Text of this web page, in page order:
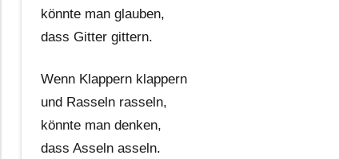
könnte man glauben,
dass Gitter gittern.
Wenn Klappern klappern
und Rasseln rasseln,
könnte man denken,
dass Asseln asseln.